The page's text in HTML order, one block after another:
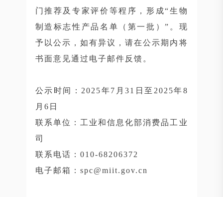
门推荐及专家评价等程序，形成“生物
制造标志性产品名单（第一批）”。现
予以公示，如有异议，请在公示期内将
书面意见通过电子邮件反馈。
公示时间：2025年7月31日至2025年8
月6日
联系单位：工业和信息化部消费品工业
司
联系电话：010-68206372
电子邮箱：spc@miit.gov.cn